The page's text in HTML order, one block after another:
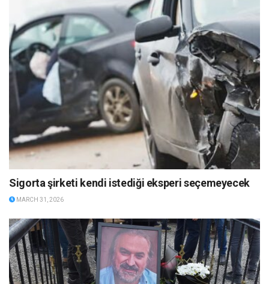
Sigorta şirketi kendi istediği eksperi seçemeyecek
MARCH 31, 2026